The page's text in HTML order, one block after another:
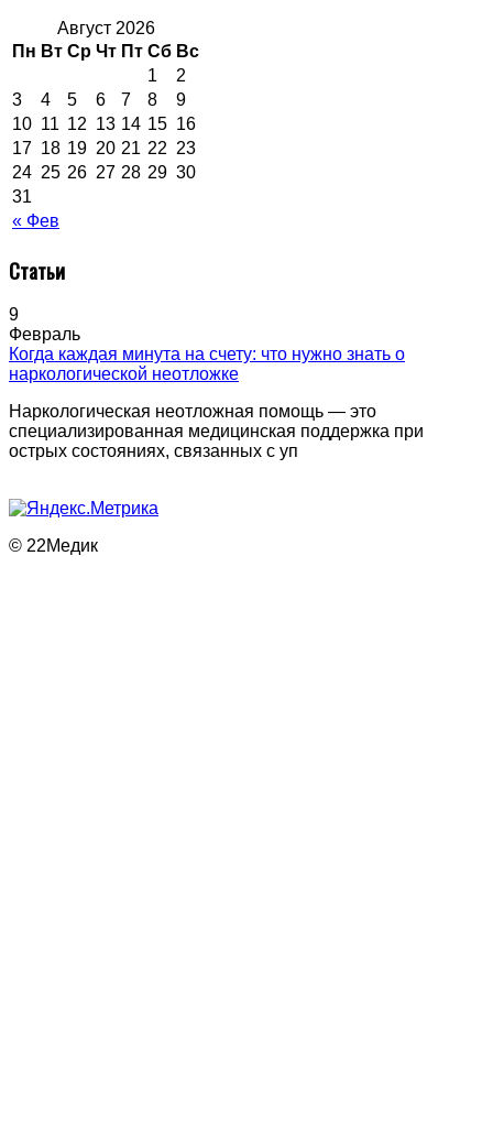
Август 2026
Пн Вт Ср Чт Пт Сб Вс
« Фев
1
2
3
4 5 6 7 8
9
10 11 12 13 14 15 16
17 18 19 20 21 22 23
24 25 26 27 28 29 30
31
Статьи
9
Февраль
Когда каждая минута на счету: что нужно знать о
наркологической неотложке
Наркологическая неотложная помощь — это
специализированная медицинская поддержка при
острых состояниях, связанных с уп
© 22Медик